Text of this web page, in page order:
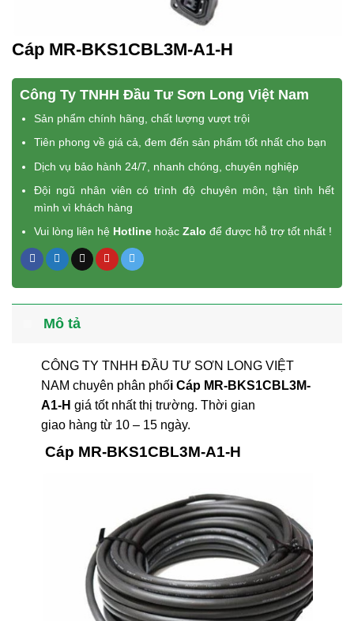
Cáp MR-BKS1CBL3M-A1-H
Công Ty TNHH Đầu Tư Sơn Long Việt Nam
Sản phẩm chính hãng, chất lượng vượt trội
Tiên phong về giá cả, đem đến sản phẩm tốt nhất cho bạn
Dịch vụ bảo hành 24/7, nhanh chóng, chuyên nghiệp
Đội ngũ nhân viên có trình độ chuyên môn, tận tình hết
mình vì khách hàng
Vui lòng liên hệ Hotline hoặcZalo để được hỗ trợ tốt nhất !
Mô tả
CÔNG TY TNHH ĐẦU TƯ SƠN LONG VIỆT
NAM chuyên phân phối Cáp MR-BKS1CBL3M-
A1-H giá tốt nhất thị trường. Thời gian
giao hàng từ 10 – 15 ngày.
Cáp MR-BKS1CBL3M-A1-H